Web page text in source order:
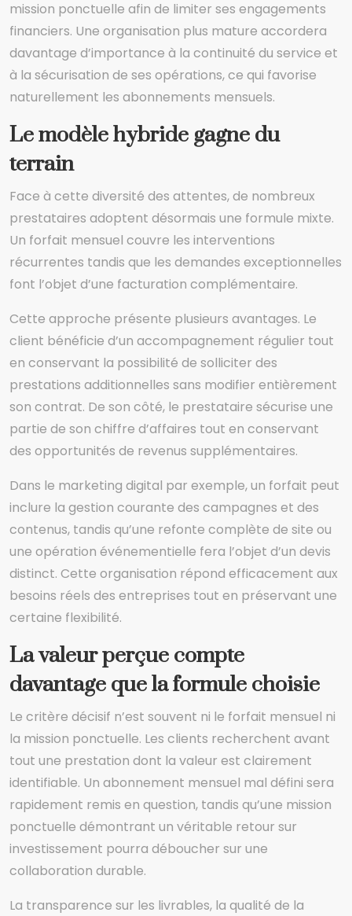
mission ponctuelle afin de limiter ses engagements
financiers. Une organisation plus mature accordera
davantage d’importance à la continuité du service et
à la sécurisation de ses opérations, ce qui favorise
naturellement les abonnements mensuels.
Le modèle hybride gagne du
terrain
Face à cette diversité des attentes, de nombreux
prestataires adoptent désormais une formule mixte.
Un forfait mensuel couvre les interventions
récurrentes tandis que les demandes exceptionnelles
font l’objet d’une facturation complémentaire.
Cette approche présente plusieurs avantages. Le
client bénéficie d’un accompagnement régulier tout
en conservant la possibilité de solliciter des
prestations additionnelles sans modifier entièrement
son contrat. De son côté, le prestataire sécurise une
partie de son chiffre d’affaires tout en conservant
des opportunités de revenus supplémentaires.
Dans le marketing digital par exemple, un forfait peut
inclure la gestion courante des campagnes et des
contenus, tandis qu’une refonte complète de site ou
une opération événementielle fera l’objet d’un devis
distinct. Cette organisation répond efficacement aux
besoins réels des entreprises tout en préservant une
certaine flexibilité.
La valeur perçue compte
davantage que la formule choisie
Le critère décisif n’est souvent ni le forfait mensuel ni
la mission ponctuelle. Les clients recherchent avant
tout une prestation dont la valeur est clairement
identifiable. Un abonnement mensuel mal défini sera
rapidement remis en question, tandis qu’une mission
ponctuelle démontrant un véritable retour sur
investissement pourra déboucher sur une
collaboration durable.
La transparence sur les livrables, la qualité de la